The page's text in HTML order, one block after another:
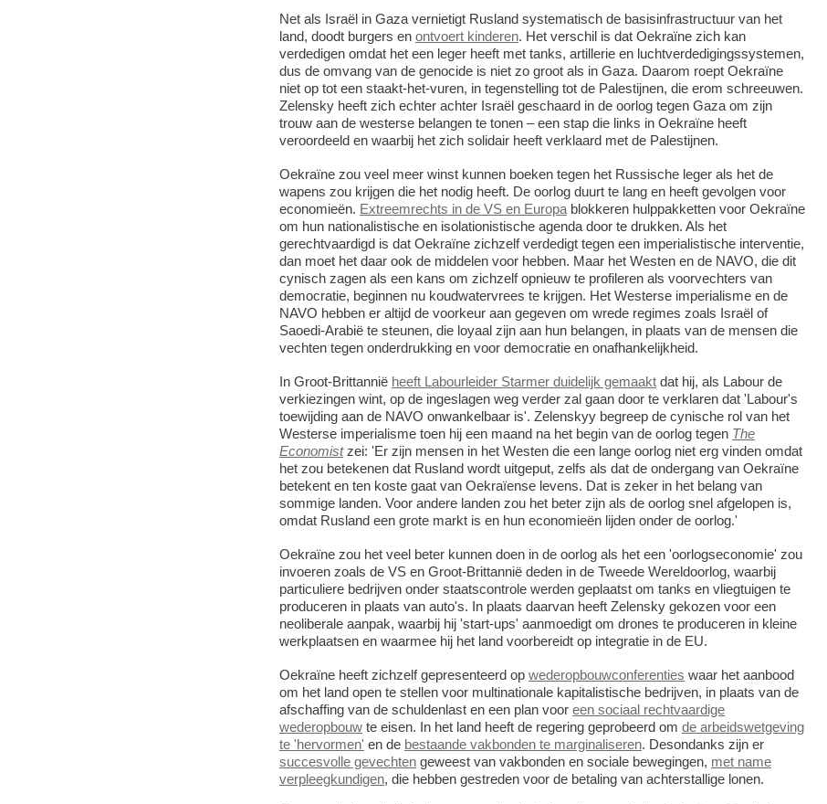
Net als Israël in Gaza vernietigt Rusland systematisch de basisinfrastructuur van het
land, doodt burgers en ontvoert kinderen. Het verschil is dat Oekraïne zich kan
verdedigen omdat het een leger heeft met tanks, artillerie en luchtverdedigingssystemen,
dus de omvang van de genocide is niet zo groot als in Gaza. Daarom roept Oekraïne
niet op tot een staakt-het-vuren, in tegenstelling tot de Palestijnen, die erom schreeuwen.
Zelensky heeft zich echter achter Israël geschaard in de oorlog tegen Gaza om zijn
trouw aan de westerse belangen te tonen ‒ een stap die links in Oekraïne heeft
veroordeeld en waarbij het zich solidair heeft verklaard met de Palestijnen.
Oekraïne zou veel meer winst kunnen boeken tegen het Russische leger als het de
wapens zou krijgen die het nodig heeft. De oorlog duurt te lang en heeft gevolgen voor
economieën. Extreemrechts in de VS en Europablokkeren hulppakketten voor Oekraïne
om hun nationalistische en isolationistische agenda door te drukken. Als het
gerechtvaardigd is dat Oekraïne zichzelf verdedigt tegen een imperialistische interventie,
dan moet het daar ook de middelen voor hebben. Maar het Westen en de NAVO, die dit
cynisch zagen als een kans om zichzelf opnieuw te profileren als voorvechters van
democratie, beginnen nu koudwatervrees te krijgen. Het Westerse imperialisme en de
NAVO hebben er altijd de voorkeur aan gegeven om wrede regimes zoals Israël of
Saoedi-Arabië te steunen, die loyaal zijn aan hun belangen, in plaats van de mensen die
vechten tegen onderdrukking en voor democratie en onafhankelijkheid.
In Groot-Brittannië heeft Labourleider Starmer duidelijk gemaaktdat hij, als Labour de
verkiezingen wint, op de ingeslagen weg verder zal gaan door te verklaren dat 'Labour's
toewijding aan de NAVO onwankelbaar is'. Zelenskyy begreep de cynische rol van het
Westerse imperialisme toen hij een maand na het begin van de oorlog tegen The
Economistzei: 'Er zijn mensen in het Westen die een lange oorlog niet erg vinden omdat
het zou betekenen dat Rusland wordt uitgeput, zelfs als dat de ondergang van Oekraïne
betekent en ten koste gaat van Oekraïense levens. Dat is zeker in het belang van
sommige landen. Voor andere landen zou het beter zijn als de oorlog snel afgelopen is,
omdat Rusland een grote markt is en hun economieën lijden onder de oorlog.'
Oekraïne zou het veel beter kunnen doen in de oorlog als het een 'oorlogseconomie' zou
invoeren zoals de VS en Groot-Brittannië deden in de Tweede Wereldoorlog, waarbij
particuliere bedrijven onder staatscontrole werden geplaatst om tanks en vliegtuigen te
produceren in plaats van auto's. In plaats daarvan heeft Zelensky gekozen voor een
neoliberale aanpak, waarbij hij 'start-ups' aanmoedigt om drones te produceren in kleine
werkplaatsen en waarmee hij het land voorbereidt op integratie in de EU.
Oekraïne heeft zichzelf gepresenteerd op wederopbouwconferenties waar het aanbood
om het land open te stellen voor multinationale kapitalistische bedrijven, in plaats van de
afschaffing van de schuldenlast en een plan voor een sociaal rechtvaardige
wederopbouwte eisen. In het land heeft de regering geprobeerd om de arbeidswetgeving
te 'hervormen' en de bestaande vakbonden te marginaliseren. Desondanks zijn er
succesvolle gevechtengeweest van vakbonden en sociale bewegingen, met name
verpleegkundigen, die hebben gestreden voor de betaling van achterstallige lonen.